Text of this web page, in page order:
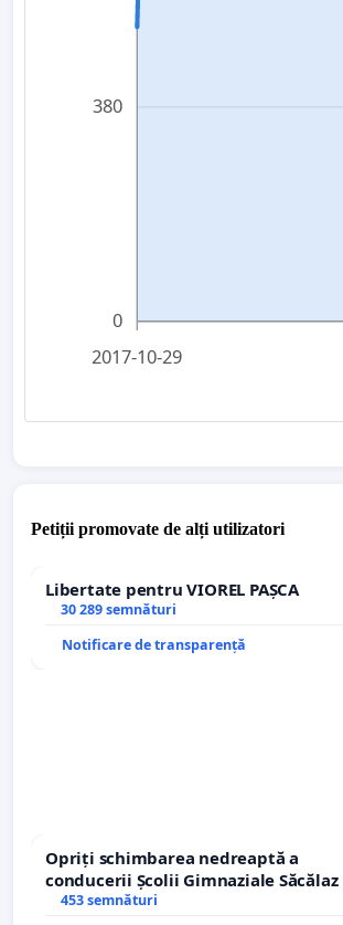
0
380
2017-10-29
Petiții promovate de alți utilizatori
Libertate pentru VIOREL PAȘCA
30 289 semnături
Notificare de transparență
Opriți schimbarea nedreaptă a
conducerii Școlii Gimnaziale Săcălaz
453 semnături